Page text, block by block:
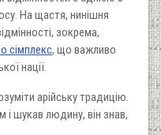
На щастя, нинішня
зокрема,
сімплекс, що важливо
нації.
арійську традицію.
і шукав людину, він знав,